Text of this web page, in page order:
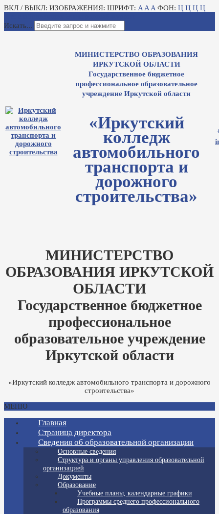
ВКЛ / ВЫКЛ: ИЗОБРАЖЕНИЯ: ШРИФТ: A A A ФОН: Ц Ц Ц Ц
Искать...
МИНИСТЕРСТВО ОБРАЗОВАНИЯ
ИРКУТСКОЙ ОБЛАСТИ
Государственное бюджетное
профессиональное образовательное
учреждение Иркутской области
«Иркутский
колледж
автомобильного
транспорта и
дорожного
строительства»
МИНИСТЕРСТВО
ОБРАЗОВАНИЯ ИРКУТСКОЙ
ОБЛАСТИ
Государственное бюджетное
профессиональное
образовательное учреждение
Иркутской области
«Иркутский колледж автомобильного транспорта и дорожного
строительства»
МЕНЮ
Главная
Страница директора
Сведения об образовательной организации
Основные сведения
Структура и органы управления образовательной
организацией
Документы
Образование
Учебные планы, календарные графики
Программы среднего профессионального
образования